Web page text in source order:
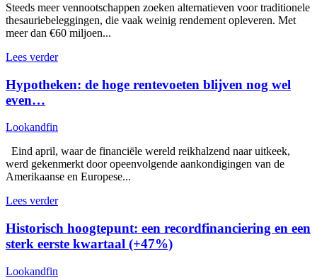
Steeds meer vennootschappen zoeken alternatieven voor traditionele
thesauriebeleggingen, die vaak weinig rendement opleveren. Met
meer dan €60 miljoen...
Lees verder
Hypotheken: de hoge rentevoeten blijven nog wel
even…
Lookandfin
Eind april, waar de financiële wereld reikhalzend naar uitkeek,
werd gekenmerkt door opeenvolgende aankondigingen van de
Amerikaanse en Europese...
Lees verder
Historisch hoogtepunt: een recordfinanciering en een
sterk eerste kwartaal (+47%)
Lookandfin